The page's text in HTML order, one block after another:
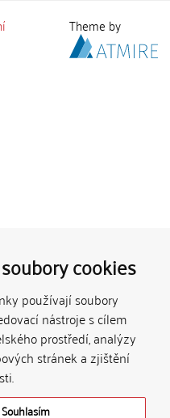
cookies
používají soubory
nástroje s cílem
prostředí, analýzy
stránek a zjištění
Souhlasím
Theme by